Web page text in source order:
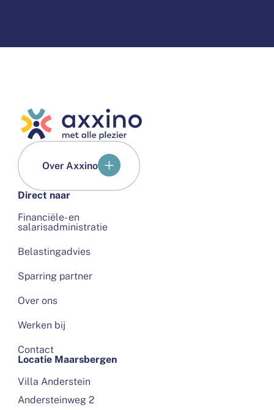
Over Axxino
Direct naar
Financiële- en
salarisadministratie
Belastingadvies
Sparring partner
Over ons
Werken bij
Contact
Locatie Maarsbergen
Villa Anderstein
Andersteinweg 2